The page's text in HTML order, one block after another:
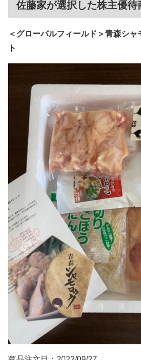
佐藤家が選択した株主優待
＜グローバルフィールド＞青森シャ
ト